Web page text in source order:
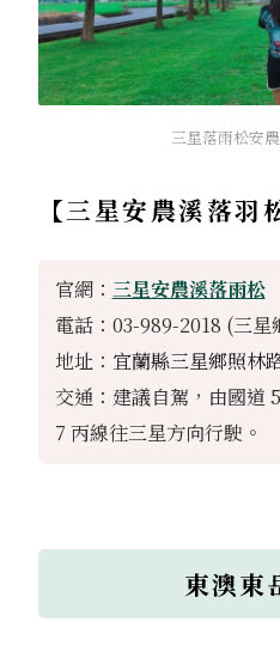
三星落雨松安
【三星安農溪落羽
官網： 三星安農溪落雨松
電話：03-989-2018 (三星
地址： 宜蘭縣三星鄉照林
交通：建議自駕，由國道
7 丙線往三星方向行駛。
東澳東